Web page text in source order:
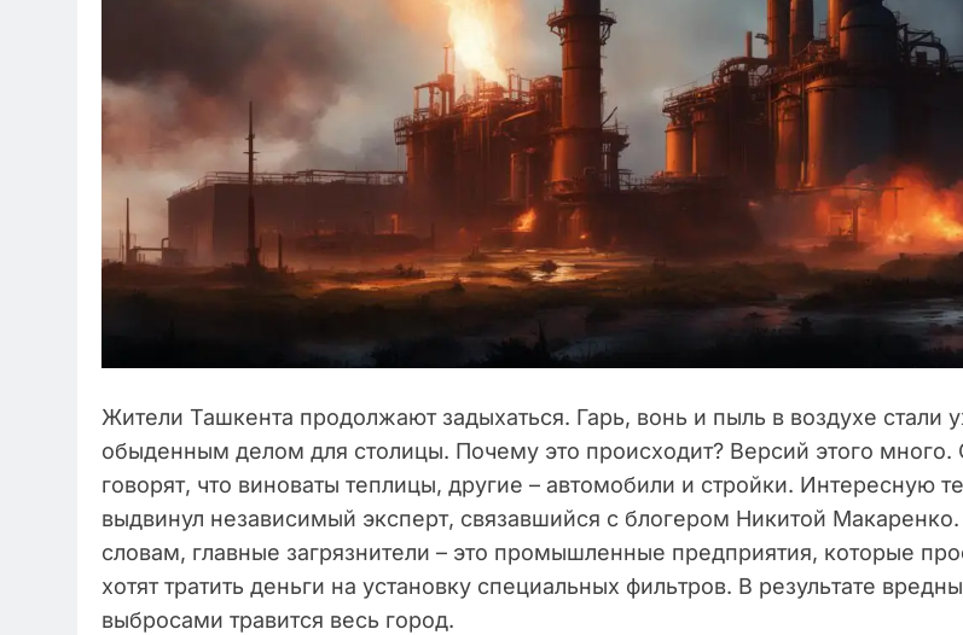
Жители Ташкента продолжают задыхаться. Гарь, вонь и пыль в воздухе стали
обыденным делом для столицы. Почему это происходит? Версий этого много.
говорят, что виноваты теплицы, другие – автомобили и стройки. Интересную
выдвинул независимый эксперт, связавшийся с блогером Никитой
словам, главные загрязнители – это промышленные предприятия, которые
хотят тратить деньги на установку специальных фильтров. В результате
выбросами травится весь город.